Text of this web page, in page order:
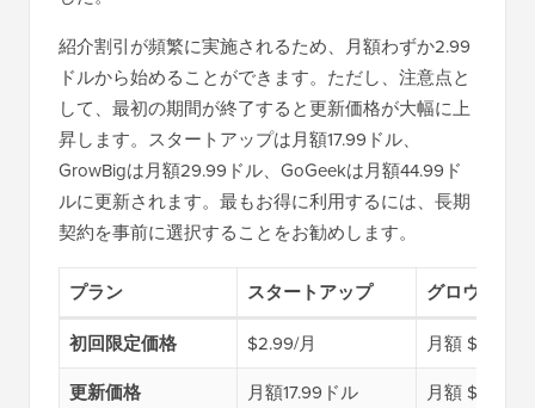
紹介割引が頻繁に実施されるため、月額わずか2.99
ドルから始めることができます。ただし、注意点と
して、最初の期間が終了すると更新価格が大幅に上
昇します。スタートアップは月額17.99ドル、
GrowBigは月額29.99ドル、GoGeekは月額44.99ド
ルに更新されます。最もお得に利用するには、長期
契約を事前に選択することをお勧めします。
プラン スタートアップ
グロウビッグ
初回限定価格
$2.99/月
月額 $4.99
更新価格
月額17.99ドル
月額 $29.99